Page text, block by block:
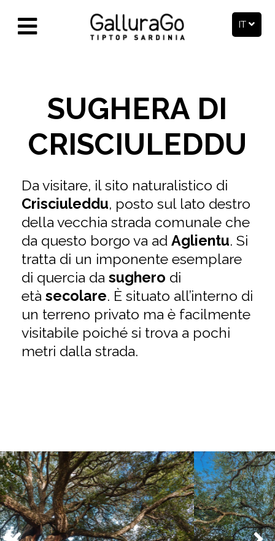
IT
SUGHERA DI
CRISCIULEDDU
Da visitare, il sito naturalistico di
Crisciuleddu, posto sul lato destro
della vecchia strada comunale che
da questo borgo va ad Aglientu. Si
tratta di un imponente esemplare
di quercia da sughero di
età secolare. È situato all’interno di
un terreno privato ma è facilmente
visitabile poiché si trova a pochi
metri dalla strada.